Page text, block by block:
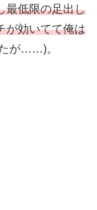
最低限の足出し
が効いてて俺は
が……)。